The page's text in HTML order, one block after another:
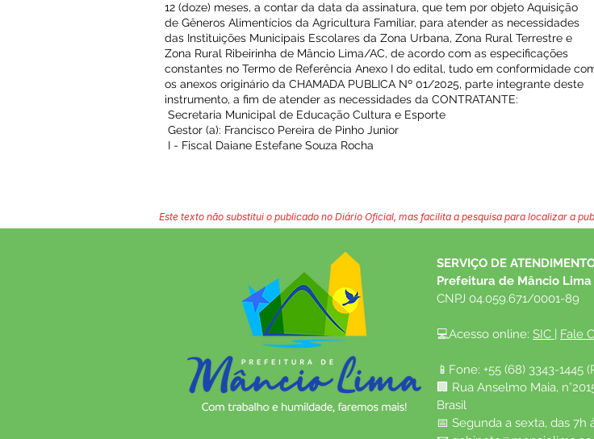
12 (doze) meses, a contar da data da assinatura, que tem por objeto Aquisição
de Gêneros Alimentícios da Agricultura Familiar, para atender as necessidades
das Instituições Municipais Escolares da Zona Urbana, Zona Rural Terrestre e
Zona Rural Ribeirinha de Mâncio Lima/AC, de acordo com as especificações
constantes no Termo de Referência Anexo I do edital, tudo em conformidade
os anexos originário da CHAMADA PUBLICA Nº 01/2025, parte integrante deste
instrumento, a fim de atender as necessidades da CONTRATANTE:
Secretaria Municipal de Educação Cultura e Esporte
Gestor (a): Francisco Pereira de Pinho Junior
I - Fiscal Daiane Estefane Souza Rocha
Este texto não substitui o publicado no Diário Oficial, mas facilita a pesquisa para localizar a
SERVIÇO DE
Prefeitura de Mâncio
CNPJ 04.059.671/0001-89
💻Acesso online: SIC | Fale
📱Fone: +55 (68) 3343-
🏢 Rua Anselmo Maia,
Brasil
📅 Segunda a sexta, das 7h